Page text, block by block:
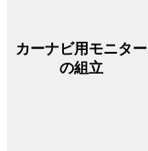
カーナビ用モニター
の組立